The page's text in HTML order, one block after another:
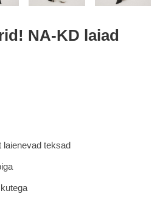
NA-KD laiad
laienevad teksad